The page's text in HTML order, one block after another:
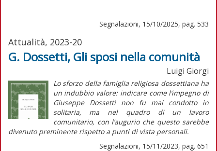
Segnalazioni, 15/10/2025, pag. 533
Attualità, 2023-20
G. Dossetti, Gli sposi nella comunità
Luigi Giorgi
Lo sforzo della famiglia religiosa dossettiana ha
un indubbio valore: indicare come l’impegno di
Giuseppe Dossetti non fu mai condotto in
solitaria, ma nel quadro di un lavoro
comunitario, con l’augurio che questo sarebbe
divenuto preminente rispetto a punti di vista personali.
Segnalazioni, 15/11/2023, pag. 651